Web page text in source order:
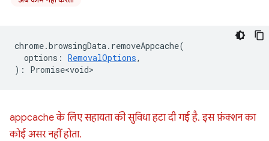
chrome.browsingData. removeAppcache(
options : RemovalOptions,
) : Promise<void>
appcache के लिए सहायता की सुविधा हटा दी गई है. इस फ़ंक्शन का
कोई असर नहीं होता.